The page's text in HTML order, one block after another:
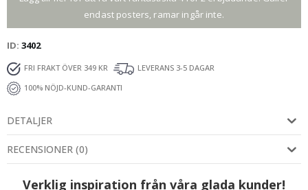
endast posters, ramar ingår inte.
ID 3402
FRI FRAKT ÖVER 349 KR
LEVERANS 3-5 DAGAR
100% NÖJD-KUND-GARANTI
DETALJER
RECENSIONER (0)
Verklig inspiration från våra glada kunder!